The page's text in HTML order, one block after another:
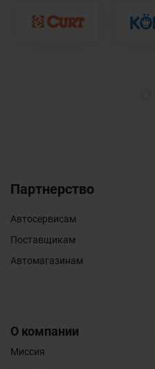
Партнерство
Автосервисам
Поставщикам
Автомагазинам
О компании
Миссия